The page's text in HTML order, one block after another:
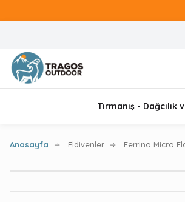
Tırmanış - Dağcılık
Anasayfa Eldivenler Ferrino Micro